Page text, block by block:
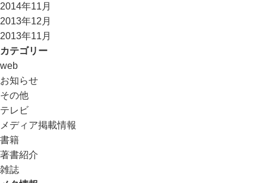
2014年11月
2013年12月
2013年11月
カテゴリー
web
お知らせ
その他
テレビ
メディア掲載情報
書籍
著書紹介
雑誌